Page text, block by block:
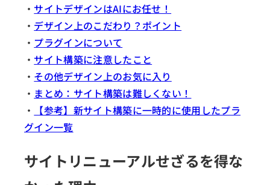
・ サイトデザインはAIにお任せ！
・ デザイン上のこだわり？ポイント
・ プラグインについて
・ サイト構築に注意したこと
・ その他デザイン上のお気に入り
・ まとめ：サイト構築は難しくない！
・
【参考】新サイト構築に一時的に使用したプラ
グイン一覧
サイトリニューアルせざるを得な